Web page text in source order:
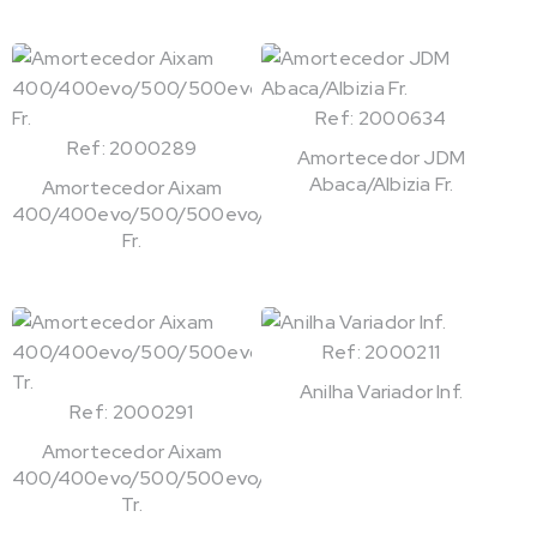
Ref: 2000289
Amortecedor Aixam
400/400evo/500/500evo/721
Fr.
Ref: 2000634
Amortecedor JDM
Abaca/Albizia Fr.
Ref: 2000291
Amortecedor Aixam
400/400evo/500/500evo/721
Tr.
Ref: 2000211
Anilha Variador Inf.